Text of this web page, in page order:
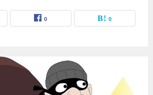
0 0